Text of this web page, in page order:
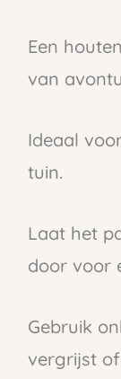
Een
van
Ideaal
tuin.
Laat het
door voor
Gebruik
vergrijst